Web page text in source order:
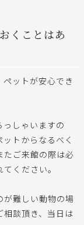
くことはあ
ットが安心でき
しゃいますの
トからなるべく
たご来館の際は必
ください。
難しい動物の場
談頂き、当日は